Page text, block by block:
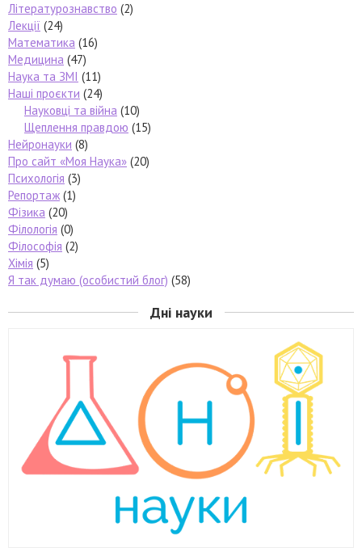
Літературознавство (2)
Лекції (24)
Математика (16)
Медицина (47)
Наука та ЗМІ (11)
Наші проєкти (24)
Науковці та війна (10)
Щеплення правдою (15)
Нейронауки (8)
Про сайт «Моя Наука» (20)
Психологія (3)
Репортаж(1)
Фізика (20)
Філологія (0)
Філософія (2)
Хімія (5)
Я так думаю (особистий блог) (58)
Дні науки